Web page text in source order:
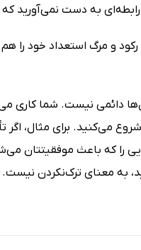
به دست نمی‌آورید که
و مرگ استعداد خود را
‌دائمی نیست. شما
می‌کنید. برای مثال،
که باعث موفقیتتان
به معنای ترک‌نکردن نیست.